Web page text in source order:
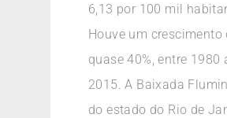
6,13 por 100 mil
Houve um crescimento
quase 40%, entre 1980
2015. A Baixada
do estado do Rio de